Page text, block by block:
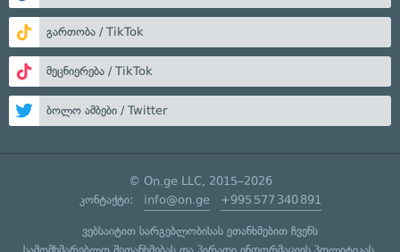
გართობა / TikTok
მეცნიერება / TikTok
ბოლო ამბები / Twitter
© On.ge LLC, 2015–2026
კონტაქტი: info@on.ge +995 577 340 891
ვებსაიტით სარგებლობისას ეთანხმებით ჩვენს